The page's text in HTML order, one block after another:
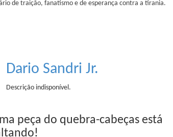
de traição, fanatismo e de esperança contra a tirania.
Dario Sandri Jr.
Descrição indisponível.
peça do quebra-cabeças está